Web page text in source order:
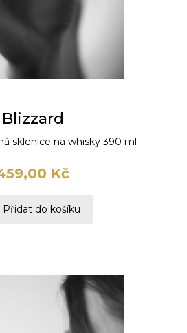
Blizzard
sklenice na whisky 390 ml
Kč
Přidat do košíku